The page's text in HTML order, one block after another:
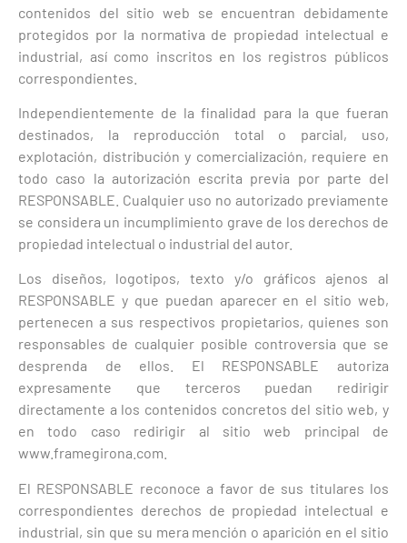
contenidos del sitio web se encuentran debidamente
protegidos por la normativa de propiedad intelectual e
industrial, así como inscritos en los registros públicos
correspondientes.
Independientemente de la finalidad para la que fueran
destinados, la reproducción total o parcial, uso,
explotación, distribución y comercialización, requiere en
todo caso la autorización escrita previa por parte del
RESPONSABLE. Cualquier uso no autorizado previamente
se considera un incumplimiento grave de los derechos de
propiedad intelectual o industrial del autor.
Los diseños, logotipos, texto y/o gráficos ajenos al
RESPONSABLE y que puedan aparecer en el sitio web,
pertenecen a sus respectivos propietarios, quienes son
responsables de cualquier posible controversia que se
desprenda de ellos. El RESPONSABLE autoriza
expresamente que terceros puedan redirigir
directamente a los contenidos concretos del sitio web, y
en todo caso redirigir al sitio web principal de
www.framegirona.com.
El RESPONSABLE reconoce a favor de sus titulares los
correspondientes derechos de propiedad intelectual e
industrial, sin que su mera mención o aparición en el sitio